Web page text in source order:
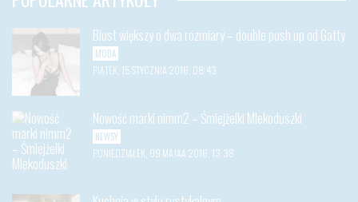
Biust większy o dwa rozmiary – double push up od Gatty
MODA
PIĄTEK, 15 STYCZNIA 2016, 08:43
Nowość marki nimm2 – Śmiejżelki Mlekoduszki
NEWSY
PONIEDZIAŁEK, 09 MAJAA 2016, 13:38